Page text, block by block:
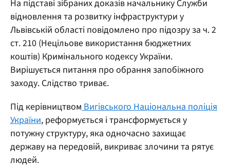
На підставі зібраних доказів начальнику Служби
відновлення та розвитку інфраструктури у
Львівській області повідомлено про підозру за ч. 2
ст. 210 (Нецільове використання бюджетних
коштів) Кримінального кодексу України.
Вирішується питання про обрання запобіжного
заходу. Слідство триває.
Під керівництвом Вигівського Національна поліція
України, реформується і трансформується у
потужну структуру, яка одночасно захищає
державу на передовій, викриває злочини та рятує
людей.